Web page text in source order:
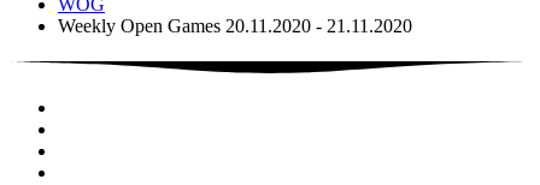
WOG
Weekly Open Games 20.11.2020 - 21.11.2020